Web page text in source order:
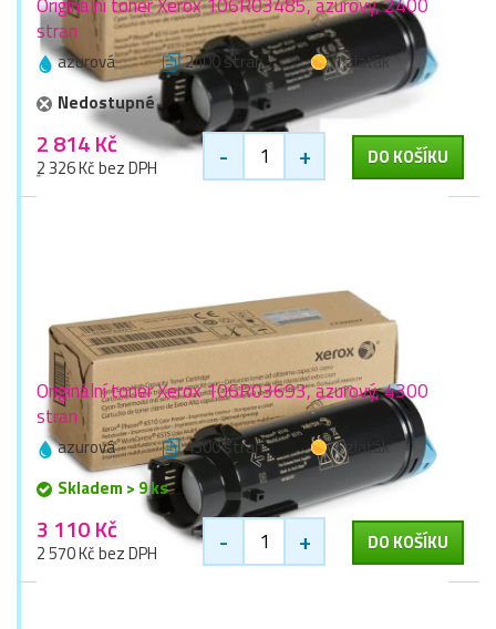
Originální toner Xerox 106R03485, azurový, 2400
stran
azurová 2400 stran
1 zlaťák
Nedostupné
2 814 Kč
2 326 Kč bez DPH - + DO KOŠÍKU
Originální toner Xerox 106R03693, azurový, 4300
stran
azurová 4300 stran
1 zlaťák
Skladem > 9 ks
3 110 Kč
2 570 Kč bez DPH - + DO KOŠÍKU